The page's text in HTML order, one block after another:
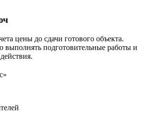
цены до сдачи готового объекта.
выполнять подготовительные работы и